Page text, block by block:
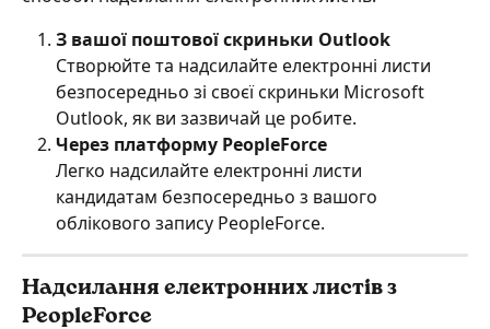
З вашої поштової скриньки Outlook
Створюйте та надсилайте електронні листи
безпосередньо зі своєї скриньки Microsoft
Outlook, як ви зазвичай це робите.
Через платформу PeopleForce
Легко надсилайте електронні листи
кандидатам безпосередньо з вашого
облікового запису PeopleForce.
Надсилання електронних листів з
PeopleForce